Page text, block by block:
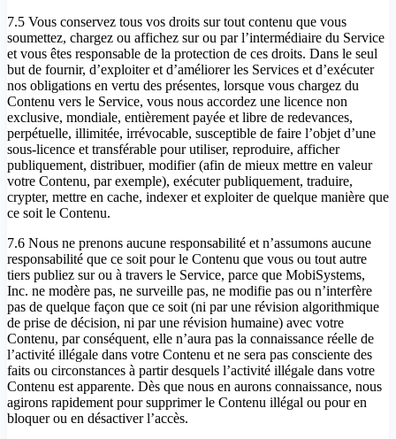
7.5 Vous conservez tous vos droits sur tout contenu que vous
soumettez, chargez ou affichez sur ou par l’intermédiaire du Service
et vous êtes responsable de la protection de ces droits. Dans le seul
but de fournir, d’exploiter et d’améliorer les Services et d’exécuter
nos obligations en vertu des présentes, lorsque vous chargez du
Contenu vers le Service, vous nous accordez une licence non
exclusive, mondiale, entièrement payée et libre de redevances,
perpétuelle, illimitée, irrévocable, susceptible de faire l’objet d’une
sous-licence et transférable pour utiliser, reproduire, afficher
publiquement, distribuer, modifier (afin de mieux mettre en valeur
votre Contenu, par exemple), exécuter publiquement, traduire,
crypter, mettre en cache, indexer et exploiter de quelque manière que
ce soit le Contenu.
7.6 Nous ne prenons aucune responsabilité et n’assumons aucune
responsabilité que ce soit pour le Contenu que vous ou tout autre
tiers publiez sur ou à travers le Service, parce que MobiSystems,
Inc. ne modère pas, ne surveille pas, ne modifie pas ou n’interfère
pas de quelque façon que ce soit (ni par une révision algorithmique
de prise de décision, ni par une révision humaine) avec votre
Contenu, par conséquent, elle n’aura pas la connaissance réelle de
l’activité illégale dans votre Contenu et ne sera pas consciente des
faits ou circonstances à partir desquels l’activité illégale dans votre
Contenu est apparente. Dès que nous en aurons connaissance, nous
agirons rapidement pour supprimer le Contenu illégal ou pour en
bloquer ou en désactiver l’accès.